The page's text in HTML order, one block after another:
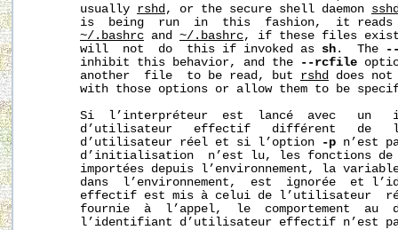
       usually
rshd , or the secure shell daemon
is  being  run  in  this  fashion,  it
~/.bashrc and ~/.bashrc, if these files
       will  not  do  this if invoked as
sh .  The
       inhibit this behavior, and the
--rcfile
       another  file  to be read, but
rshd
does
with those options or allow them to be
Si  l’interpréteur  est  lancé  avec   un
d’utilisateur   effectif   différent   de
       d’utilisateur réel et si l’option
-p n’est
d’initialisation  n’est lu, les fonctions
importées depuis l’environnement, la
dans  l’environnement,  est  ignorée  et
effectif est mis à celui de l’utilisateur
fournie  à  l’appel,  le  comportement  au
l’identifiant d’utilisateur effectif n’est